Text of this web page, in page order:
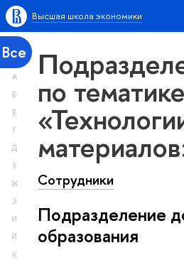
Высшая школа экономики
Все
А
Б
В
Г
Д
Е
Ж
З
И
Й
К
по тематике
Сотрудники
Подразделение
образования